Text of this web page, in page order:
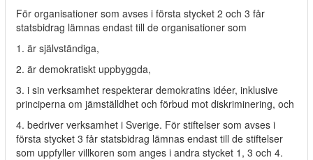
För organisationer som avses i första stycket 2 och 3 får
statsbidrag lämnas endast till de organisationer som
1. är självständiga,
2. är demokratiskt uppbyggda,
3. i sin verksamhet respekterar demokratins idéer, inklusive
principerna om jämställdhet och förbud mot diskriminering, och
4. bedriver verksamhet i Sverige. För stiftelser som avses i
första stycket 3 får statsbidrag lämnas endast till de stiftelser
som uppfyller villkoren som anges i andra stycket 1, 3 och 4.